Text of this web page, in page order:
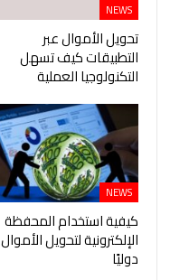
NEWS
تحويل الأموال عبر
التطبيقات كيف تسهل
التكنولوجيا العملية
NEWS
كيفية استخدام المحفظة
الإلكترونية لتحويل الأموال
دوليًا